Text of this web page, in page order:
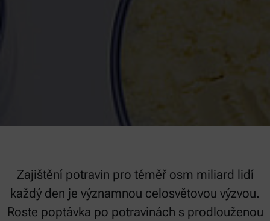
Zajištění potravin pro téměř osm miliard lidí
každý den je významnou celosvětovou výzvou.
Roste poptávka po potravinách s prodlouženou